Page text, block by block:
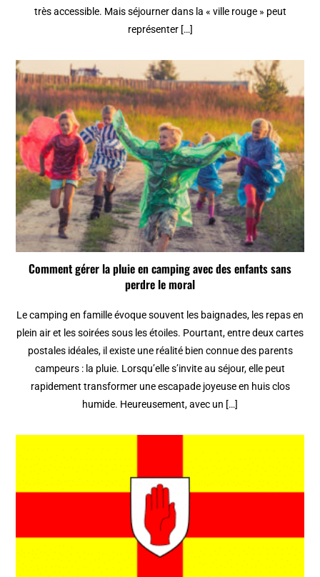
très accessible. Mais séjourner dans la « ville rouge » peut
représenter […]
Comment gérer la pluie en camping avec des enfants sans
perdre le moral
Le camping en famille évoque souvent les baignades, les repas en
plein air et les soirées sous les étoiles. Pourtant, entre deux cartes
postales idéales, il existe une réalité bien connue des parents
campeurs : la pluie. Lorsqu’elle s’invite au séjour, elle peut
rapidement transformer une escapade joyeuse en huis clos
humide. Heureusement, avec un […]